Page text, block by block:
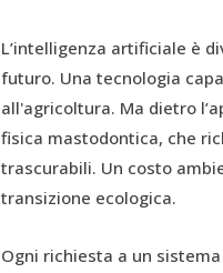
L’intelligenza artificiale è
futuro. Una tecnologia
all'agricoltura. Ma dietro
fisica mastodontica, che
trascurabili. Un costo
transizione ecologica.
Ogni richiesta a un